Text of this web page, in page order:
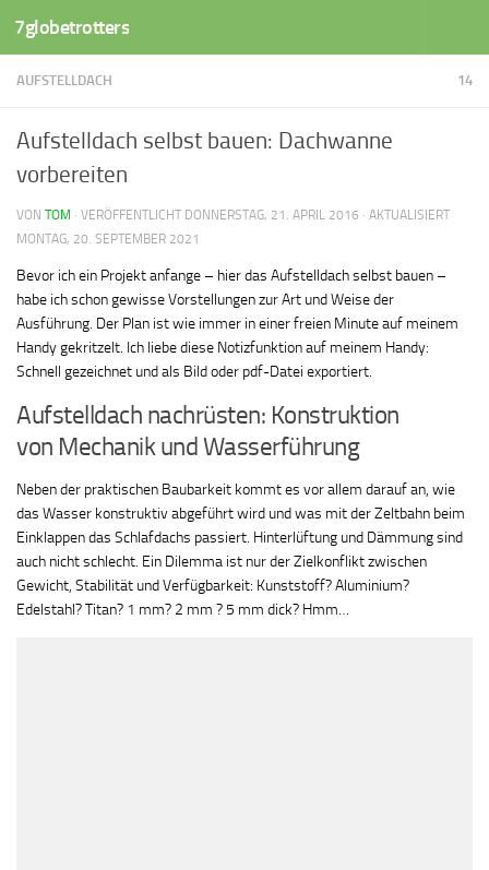
Zum Inhalt springen
7globetrotters
AUFSTELLDACH 14
Aufstelldach selbst bauen: Dachwanne
vorbereiten
VON TOM · VERÖFFENTLICHT DONNERSTAG, 21. APRIL 2016 · AKTUALISIERT
MONTAG, 20. SEPTEMBER 2021
Bevor ich ein Projekt anfange – hier das Aufstelldach selbst bauen –
habe ich schon gewisse Vorstellungen zur Art und Weise der
Ausführung. Der Plan ist wie immer in einer freien Minute auf meinem
Handy gekritzelt. Ich liebe diese Notizfunktion auf meinem Handy:
Schnell gezeichnet und als Bild oder pdf-Datei exportiert.
Aufstelldach nachrüsten: Konstruktion
von Mechanik und Wasserführung
Neben der praktischen Baubarkeit kommt es vor allem darauf an, wie
das Wasser konstruktiv abgeführt wird und was mit der Zeltbahn beim
Einklappen das Schlafdachs passiert. Hinterlüftung und Dämmung sind
auch nicht schlecht. Ein Dilemma ist nur der Zielkonflikt zwischen
Gewicht, Stabilität und Verfügbarkeit: Kunststoff? Aluminium?
Edelstahl? Titan? 1 mm? 2 mm ? 5 mm dick? Hmm…